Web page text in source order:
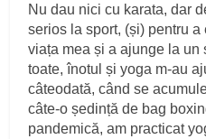
Nu dau nici cu karata, dar
serios la sport, (și) pentru
viața mea și a ajunge la un
toate, înotul și yoga m-au
câteodată, când se
câte-o ședință de bag
pandemică, am practicat